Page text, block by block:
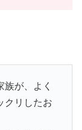
が、よく
クリしたお